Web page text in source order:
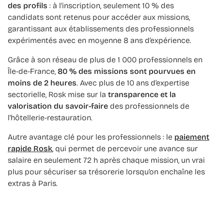
des profils : à l'inscription, seulement 10 % des
candidats sont retenus pour accéder aux missions,
garantissant aux établissements des professionnels
expérimentés avec en moyenne 8 ans d’expérience.
Grâce à son réseau de plus de 1 000 professionnels en
Île-de-France, 80 % des missions sont pourvues en
moins de 2 heures. Avec plus de 10 ans d’expertise
sectorielle, Rosk mise sur la transparence et la
valorisation du savoir-faire des professionnels de
l'hôtellerie-restauration.
Autre avantage clé pour les professionnels : le paiement
rapide Rosk , qui permet de percevoir une avance sur
salaire en seulement 72 h après chaque mission, un vrai
plus pour sécuriser sa trésorerie lorsqu’on enchaîne les
extras à Paris.